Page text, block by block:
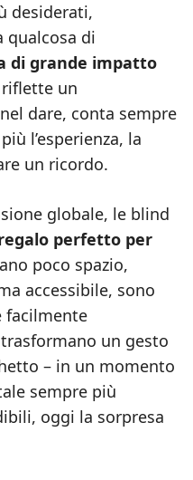
desiderati,
qualcosa di
di grande impatto
un
dare, conta sempre
l’esperienza, la
un ricordo.
globale, le blind
perfetto per
poco spazio,
accessibile, sono
facilmente
un gesto
– in un momento
sempre più
oggi la sorpresa